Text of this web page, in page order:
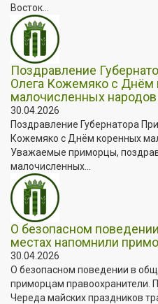
Восток...
Поздравление
Олега Кожемяко с Днём
малочисленных
30.04.2026
Поздравление Губернатора
Кожемяко с Днём коренных
Уважаемые приморцы,
малочисленных...
О безопасном
местах напомнили
30.04.2026
О безопасном поведении в
приморцам правоохранители.
Череда майских праздников